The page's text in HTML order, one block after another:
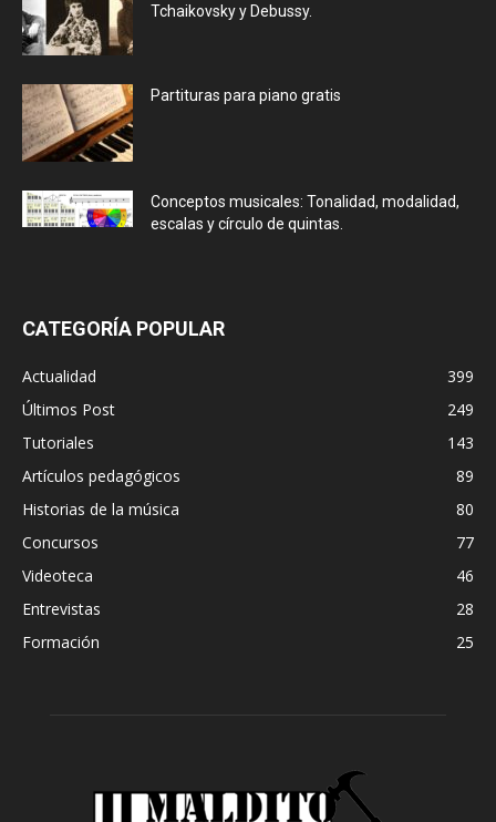
Tchaikovsky y Debussy.
Partituras para piano gratis
Conceptos musicales: Tonalidad, modalidad,
escalas y círculo de quintas.
CATEGORÍA POPULAR
Actualidad
399
Últimos Post
249
Tutoriales
143
Artículos pedagógicos
89
Historias de la música
80
Concursos
77
Videoteca
46
Entrevistas
28
Formación
25